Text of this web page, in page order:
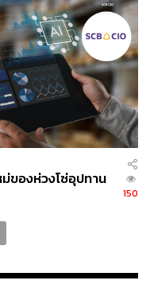
ศและการเรียนรู้
Meetings) ผ่าน
มีเทคโนโลยี Mixed
นโลกจริงพร้อมกับวัตถุ
ของห่วงโซ่อุปทาน
150